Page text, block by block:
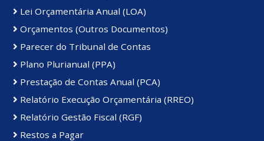
Lei Orçamentária Anual (LOA)
Orçamentos (Outros Documentos)
Parecer do Tribunal de Contas
Plano Plurianual (PPA)
Prestação de Contas Anual (PCA)
Relatório Execução Orçamentária (RREO)
Relatório Gestão Fiscal (RGF)
Restos a Pagar